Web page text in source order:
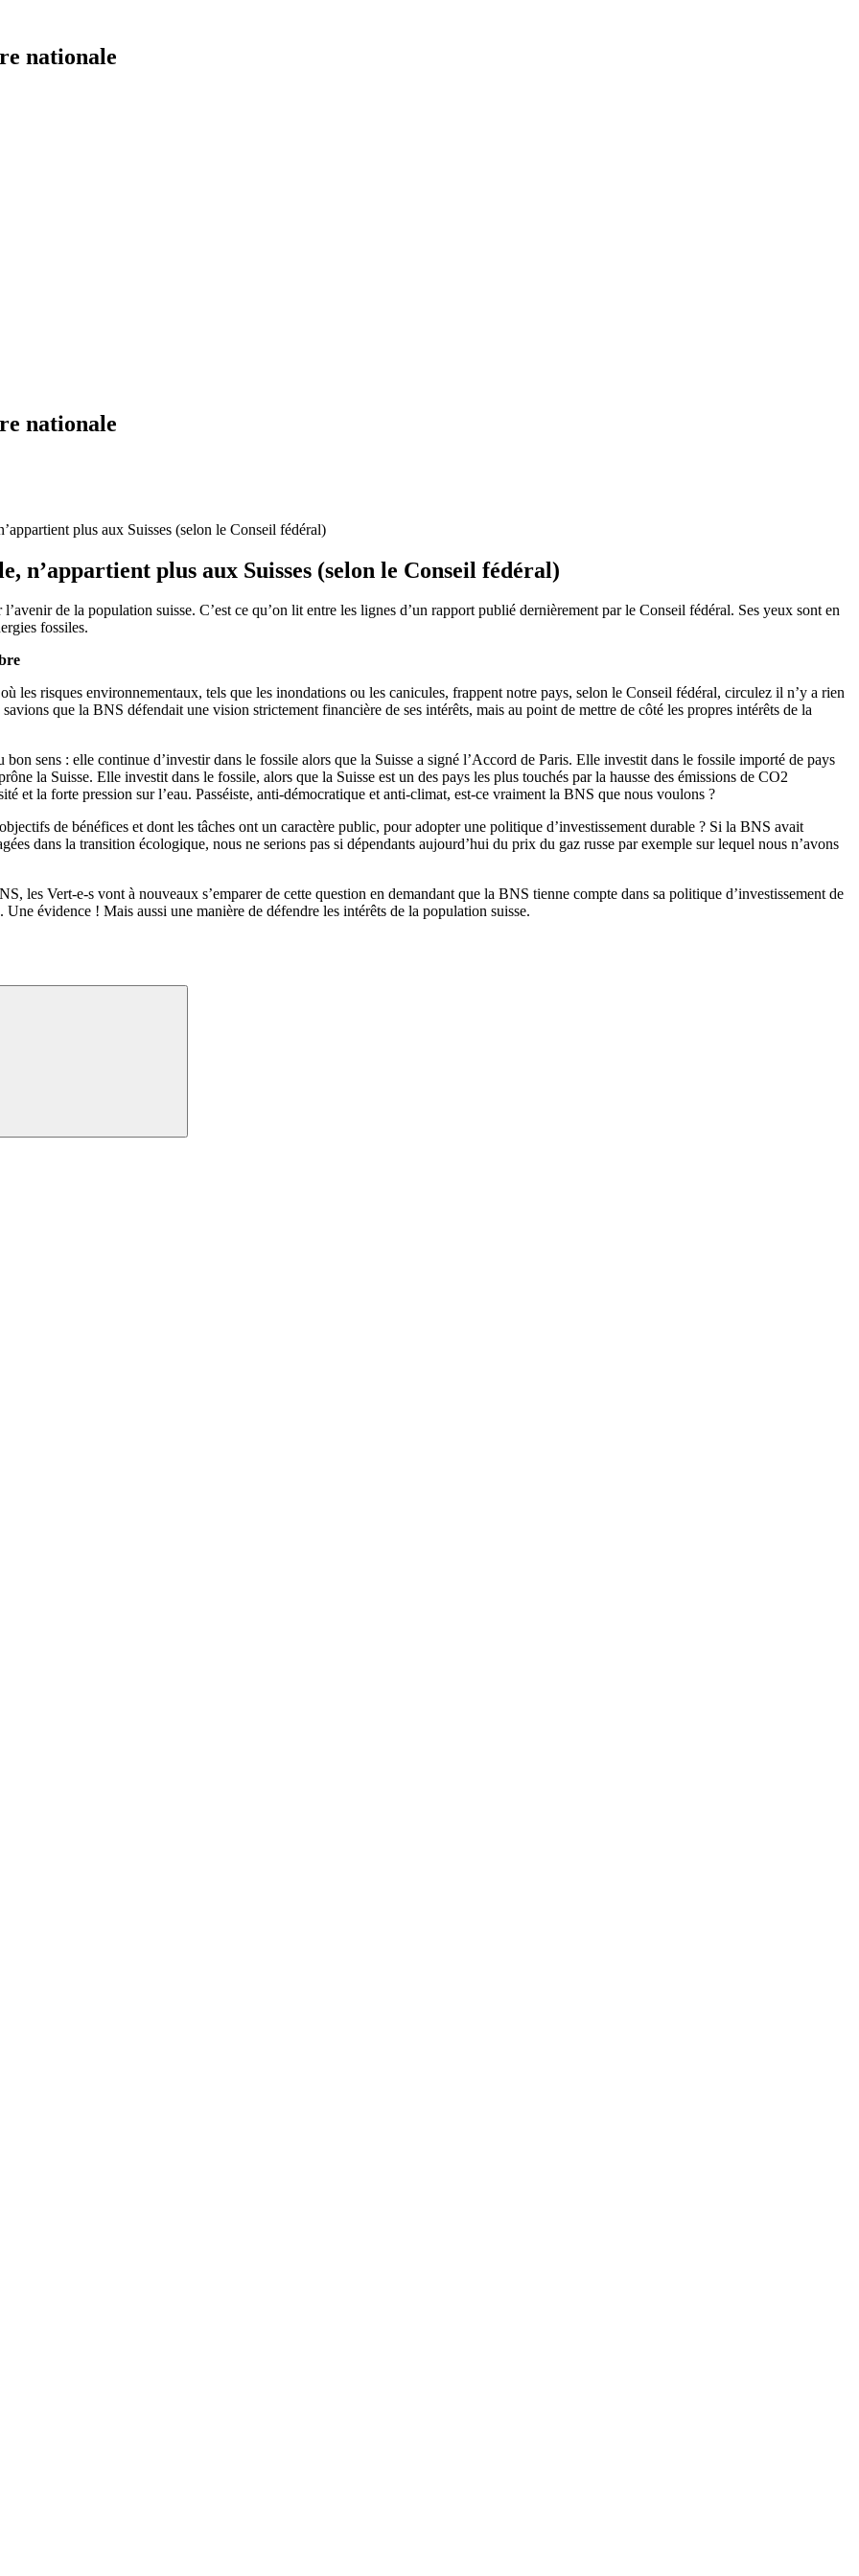
nationale
nationale
plus aux Suisses (selon le Conseil fédéral)
n’appartient plus aux Suisses (selon le Conseil fédéral)
de la population suisse. C’est ce qu’on lit entre les lignes d’un rapport publié dernièrement par le Conseil fédéral. Ses yeux sont en
fossiles.
les risques environnementaux, tels que les inondations ou les canicules, frappent notre pays, selon le Conseil fédéral, circulez il n’y a rien
que la BNS défendait une vision strictement financière de ses intérêts, mais au point de mettre de côté les propres intérêts de la
sens : elle continue d’investir dans le fossile alors que la Suisse a signé l’Accord de Paris. Elle investit dans le fossile importé de pays
la Suisse. Elle investit dans le fossile, alors que la Suisse est un des pays les plus touchés par la hausse des émissions de CO2
et la forte pression sur l’eau. Passéiste, anti-démocratique et anti-climat, est-ce vraiment la BNS que nous voulons ?
de bénéfices et dont les tâches ont un caractère public, pour adopter une politique d’investissement durable ? Si la BNS avait
dans la transition écologique, nous ne serions pas si dépendants aujourd’hui du prix du gaz russe par exemple sur lequel nous n’avons
les Vert-e-s vont à nouveaux s’emparer de cette question en demandant que la BNS tienne compte dans sa politique d’investissement de
évidence ! Mais aussi une manière de défendre les intérêts de la population suisse.